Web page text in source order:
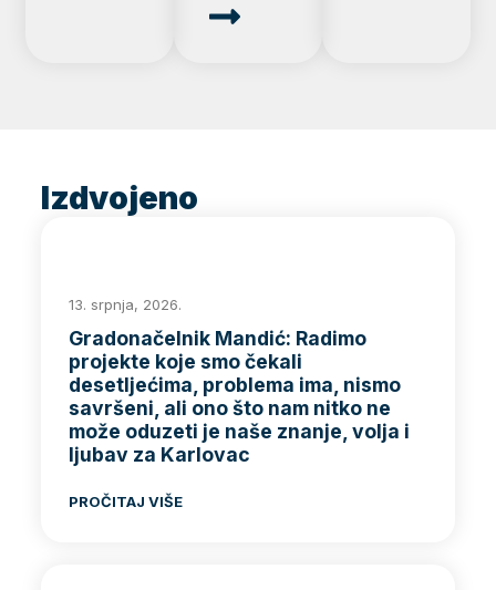
Izdvojeno
13. srpnja, 2026.
Gradonačelnik Mandić: Radimo
projekte koje smo čekali
desetljećima, problema ima, nismo
savršeni, ali ono što nam nitko ne
može oduzeti je naše znanje, volja i
ljubav za Karlovac
PROČITAJ VIŠE